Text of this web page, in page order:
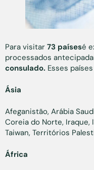
Para visitar 73 paísesé
processados
consulado. Esses
Ásia
Afeganistão, Arábia
Coreia do Norte, Iraque,
Taiwan, Territórios
África